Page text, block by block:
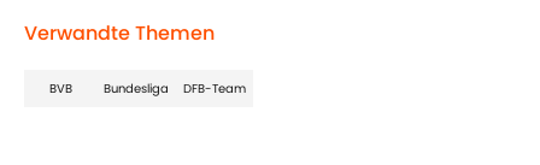
Verwandte Themen
BVB Bundesliga DFB-Team